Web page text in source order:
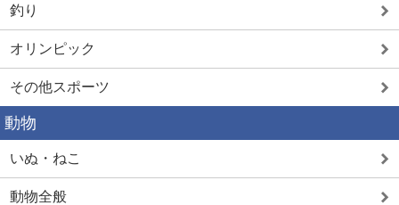
釣り
オリンピック
その他スポーツ
動物
いぬ・ねこ
動物全般